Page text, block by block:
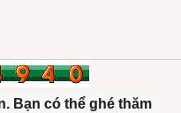
Bạn có thể ghé thăm